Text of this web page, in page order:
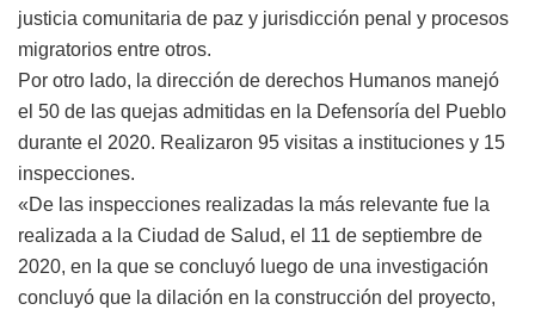
justicia comunitaria de paz y jurisdicción penal y procesos
migratorios entre otros.
Por otro lado, la dirección de derechos Humanos manejó
el 50 de las quejas admitidas en la Defensoría del Pueblo
durante el 2020. Realizaron 95 visitas a instituciones y 15
inspecciones.
«De las inspecciones realizadas la más relevante fue la
realizada a la Ciudad de Salud, el 11 de septiembre de
2020, en la que se concluyó luego de una investigación
concluyó que la dilación en la construcción del proyecto,